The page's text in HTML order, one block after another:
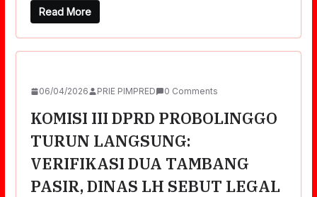
Read More
06/04/2026 PRIE PIMPRED 0 Comments
KOMISI III DPRD PROBOLINGGO
TURUN LANGSUNG:
VERIFIKASI DUA TAMBANG
PASIR, DINAS LH SEBUT LEGAL